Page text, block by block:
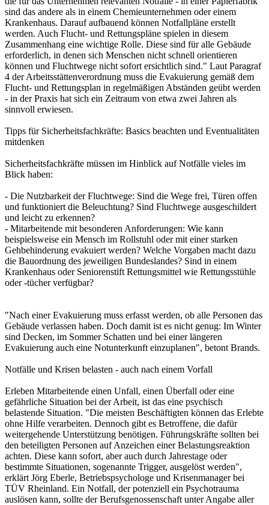
sind das andere als in einem Chemieunternehmen oder einem
Krankenhaus. Darauf aufbauend können Notfallpläne erstellt
werden. Auch Flucht- und Rettungspläne spielen in diesem
Zusammenhang eine wichtige Rolle. Diese sind für alle Gebäude
erforderlich, in denen sich Menschen nicht schnell orientieren
können und Fluchtwege nicht sofort ersichtlich sind." Laut Paragraf
4 der Arbeitsstättenverordnung muss die Evakuierung gemäß dem
Flucht- und Rettungsplan in regelmäßigen Abständen geübt werden
- in der Praxis hat sich ein Zeitraum von etwa zwei Jahren als
sinnvoll erwiesen.
Tipps für Sicherheitsfachkräfte: Basics beachten und Eventualitäten
mitdenken
Sicherheitsfachkräfte müssen im Hinblick auf Notfälle vieles im
Blick haben:
- Die Nutzbarkeit der Fluchtwege: Sind die Wege frei, Türen offen
und funktioniert die Beleuchtung? Sind Fluchtwege ausgeschildert
und leicht zu erkennen?
- Mitarbeitende mit besonderen Anforderungen: Wie kann
beispielsweise ein Mensch im Rollstuhl oder mit einer starken
Gehbehinderung evakuiert werden? Welche Vorgaben macht dazu
die Bauordnung des jeweiligen Bundeslandes? Sind in einem
Krankenhaus oder Seniorenstift Rettungsmittel wie Rettungsstühle
oder -tücher verfügbar?
"Nach einer Evakuierung muss erfasst werden, ob alle Personen das
Gebäude verlassen haben. Doch damit ist es nicht genug: Im Winter
sind Decken, im Sommer Schatten und bei einer längeren
Evakuierung auch eine Notunterkunft einzuplanen", betont Brands.
Notfälle und Krisen belasten - auch nach einem Vorfall
Erleben Mitarbeitende einen Unfall, einen Überfall oder eine
gefährliche Situation bei der Arbeit, ist das eine psychisch
belastende Situation. "Die meisten Beschäftigten können das Erlebte
ohne Hilfe verarbeiten. Dennoch gibt es Betroffene, die dafür
weitergehende Unterstützung benötigen. Führungskräfte sollten bei
den beteiligten Personen auf Anzeichen einer Belastungsreaktion
achten. Diese kann sofort, aber auch durch Jahrestage oder
bestimmte Situationen, sogenannte Trigger, ausgelöst werden",
erklärt Jörg Eberle, Betriebspsychologe und Krisenmanager bei
TÜV Rheinland. Ein Notfall, der potenziell ein Psychotrauma
auslösen kann, sollte der Berufsgenossenschaft unter Angabe aller